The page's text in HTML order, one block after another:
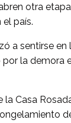
otra
país.
a sentirse
la
Casa